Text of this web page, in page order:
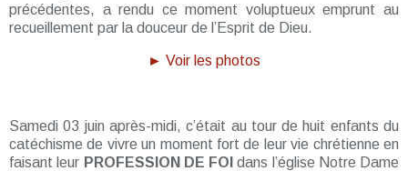
précédentes, a rendu ce moment voluptueux emprunt au
recueillement par la douceur de l’Esprit de Dieu.
► Voir les photos
Samedi 03 juin après-midi, c’était au tour de huit enfants du
catéchisme de vivre un moment fort de leur vie chrétienne en
faisant leur PROFESSION DE FOI dans l’église Notre Dame